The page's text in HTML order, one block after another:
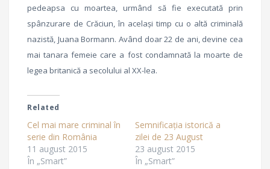
pedeapsa cu moartea, urmând să fie executată prin
spânzurare de Crăciun, în același timp cu o altă criminală
nazistă, Juana Bormann. Având doar 22 de ani, devine cea
mai tanara femeie care a fost condamnată la moarte de
legea britanică a secolului al XX-lea.
Related
Cel mai mare criminal în
serie din România
11 august 2015
În „Smart”
Semnificația istorică a
zilei de 23 August
23 august 2015
În „Smart”